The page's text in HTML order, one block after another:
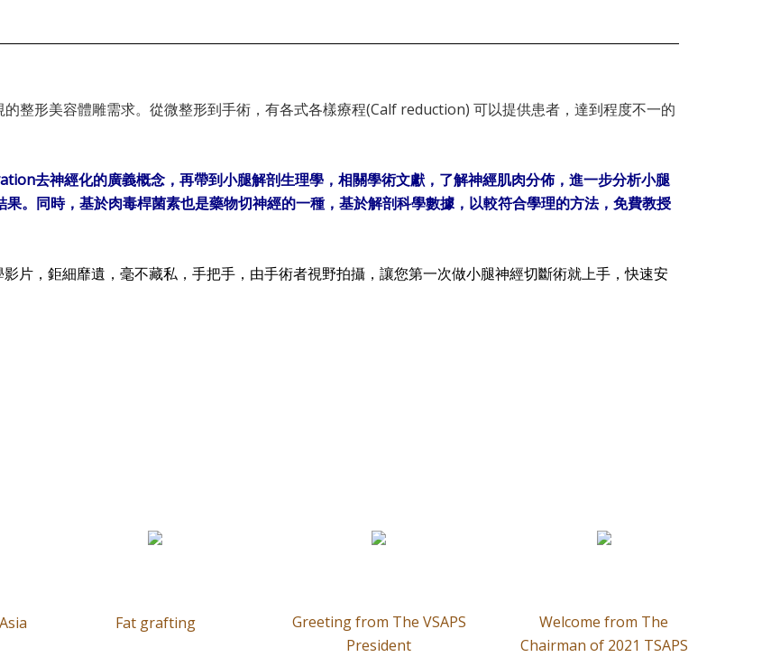
整形美容體雕需求。從微整形到手術，有各式各樣療程(Calf reduction) 可以提供患者，達到程度不一的
去神經化的廣義概念，再帶到小腿解剖生理學，相關學術文獻，了解神經肌肉分佈，進一步分析小腿
。同時，基於肉毒桿菌素也是藥物切神經的一種，基於解剖科學數據，以較符合學理的方法，免費教授
片，鉅細靡遺，毫不藏私，手把手，由手術者視野拍攝，讓您第一次做小腿神經切斷術就上手，快速安
Fat grafting
Greeting from The VSAPS
President
Welcome from The
Chairman of 2021 TSAPS